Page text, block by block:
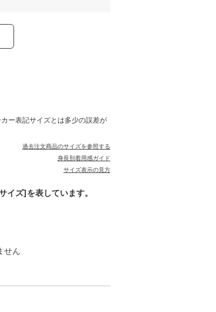
ー表記サイズとは多少の誤差が
過去注文商品のサイズを参照する
身長別着用感ガイド
サイズ表示の見方
ズ]を表しています。
せん